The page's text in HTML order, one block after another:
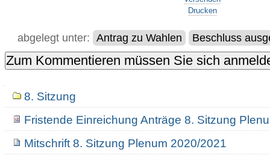
Drucken
abgelegt unter: Antrag zu Wahlen Beschluss
Navigation8. Sitzung
Fristende Einreichung Anträge 8. Sitzung
Mitschrift 8. Sitzung Plenum 2020/2021